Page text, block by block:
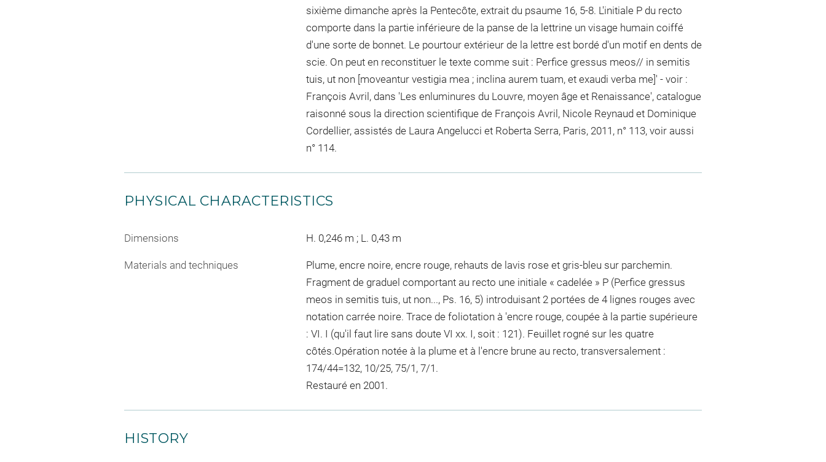
sixième dimanche après la Pentecôte, extrait du psaume 16, 5-8. L'initiale P du recto
comporte dans la partie inférieure de la panse de la lettrine un visage humain coiffé
d'une sorte de bonnet. Le pourtour extérieur de la lettre est bordé d'un motif en dents de
scie. On peut en reconstituer le texte comme suit : Perfice gressus meos// in semitis
tuis, ut non [moveantur vestigia mea ; inclina aurem tuam, et exaudi verba me]' - voir :
François Avril, dans 'Les enluminures du Louvre, moyen âge et Renaissance', catalogue
raisonné sous la direction scientifique de François Avril, Nicole Reynaud et Dominique
Cordellier, assistés de Laura Angelucci et Roberta Serra, Paris, 2011, n° 113, voir aussi
n° 114.
PHYSICAL CHARACTERISTICS
Dimensions H. 0,246 m ; L. 0,43 m
Materials and techniques
Plume, encre noire, encre rouge, rehauts de lavis rose et gris-bleu sur parchemin.
Fragment de graduel comportant au recto une initiale « cadelée » P (Perfice gressus
meos in semitis tuis, ut non..., Ps. 16, 5) introduisant 2 portées de 4 lignes rouges avec
notation carrée noire. Trace de foliotation à 'encre rouge, coupée à la partie supérieure
: VI. I (qu'il faut lire sans doute VI xx. I, soit : 121). Feuillet rogné sur les quatre
côtés.Opération notée à la plume et à l'encre brune au recto, transversalement :
174/44=132, 10/25, 75/1, 7/1.
Restauré en 2001.
HISTORY